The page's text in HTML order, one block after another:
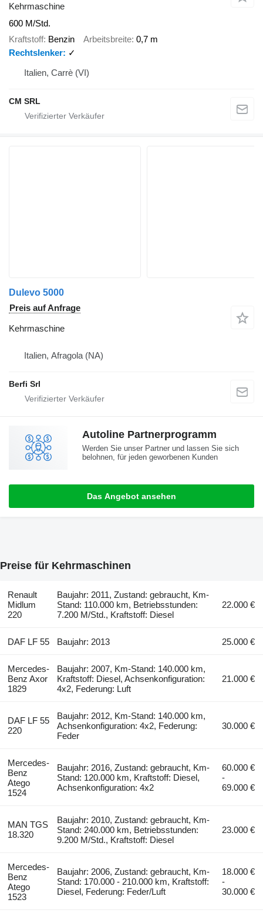
Kehrmaschine
600 M/Std.
Kraftstoff Benzin Arbeitsbreite 0,7 m
Rechtslenker
✓
Italien, Carrè (VI)
CM SRL
Dulevo 5000
Preis auf Anfrage
Kehrmaschine
Italien, Afragola (NA)
Berfi Srl
Autoline Partnerprogramm
Werden Sie unser Partner und lassen Sie sich
belohnen, für jeden geworbenen Kunden
Das Angebot ansehen
Preise für Kehrmaschinen
Renault
Midlum
220
Baujahr: 2011, Zustand: gebraucht, Km-
Stand: 110.000 km, Betriebsstunden:
7.200 M/Std., Kraftstoff: Diesel
22.000 €
DAF LF 55 Baujahr: 2013 25.000 €
Mercedes-
Benz Axor
1829
Baujahr: 2007, Km-Stand: 140.000 km,
Kraftstoff: Diesel, Achsenkonfiguration:
4x2, Federung: Luft
21.000 €
DAF LF 55
220
Baujahr: 2012, Km-Stand: 140.000 km,
Achsenkonfiguration: 4x2, Federung:
Feder
30.000 €
Mercedes-
Benz
Atego
1524
Baujahr: 2016, Zustand: gebraucht, Km-
Stand: 120.000 km, Kraftstoff: Diesel,
Achsenkonfiguration: 4x2
60.000 €
-
69.000 €
MAN TGS
18.320
Baujahr: 2010, Zustand: gebraucht, Km-
Stand: 240.000 km, Betriebsstunden:
9.200 M/Std., Kraftstoff: Diesel
23.000 €
Mercedes-
Benz
Atego
1523
Baujahr: 2006, Zustand: gebraucht, Km-
Stand: 170.000 - 210.000 km, Kraftstoff:
Diesel, Federung: Feder/Luft
18.000 €
-
30.000 €